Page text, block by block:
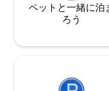
ペットと一緒に泊
ろう